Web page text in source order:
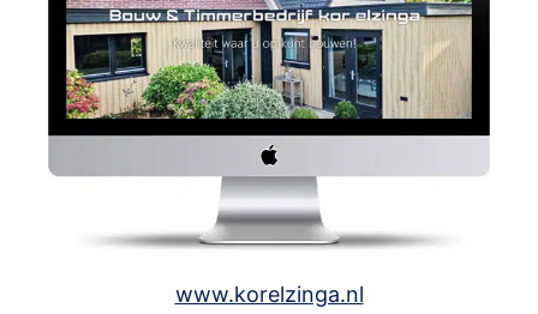
www.korelzinga.nl